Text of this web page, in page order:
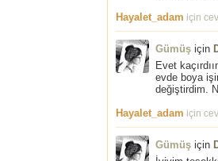
Hayalet_adam için
Gümüş için
Evet
evde boya
değiştirdim.
Hayalet_adam için
Gümüş için